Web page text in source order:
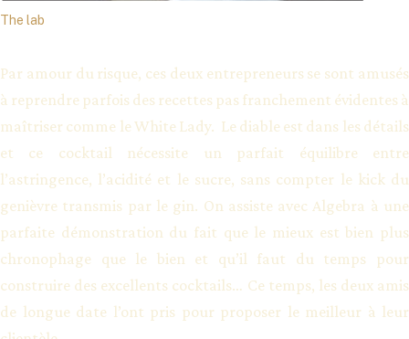
The lab
Par amour du risque, ces deux entrepreneurs se sont amusés
à reprendre parfois des recettes pas franchement évidentes à
maîtriser comme le White Lady. Le diable est dans les détails
et ce cocktail nécessite un parfait équilibre entre
l’astringence, l’acidité et le sucre, sans compter le kick du
genièvre transmis par le gin. On assiste avec Algebra à une
parfaite démonstration du fait que le mieux est bien plus
chronophage que le bien et qu’il faut du temps pour
construire des excellents cocktails… Ce temps, les deux amis
de longue date l’ont pris pour proposer le meilleur à leur